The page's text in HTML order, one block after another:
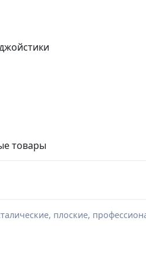
товары
плоские,